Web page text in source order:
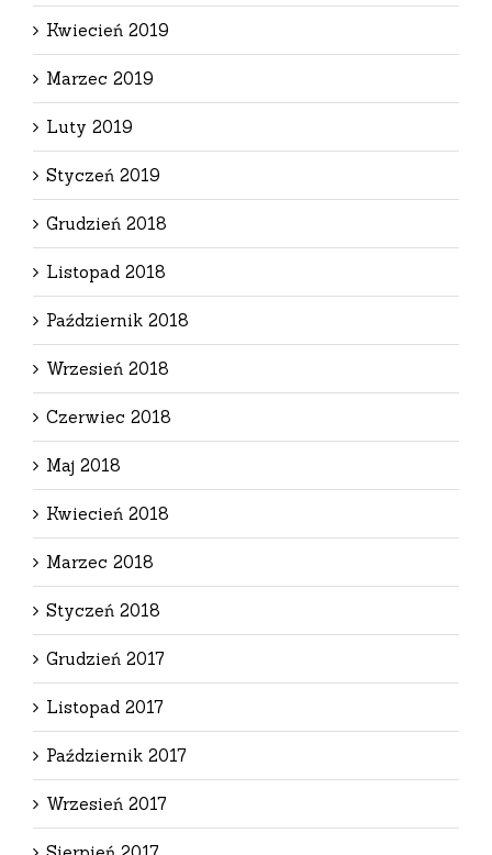
Kwiecień 2019
Marzec 2019
Luty 2019
Styczeń 2019
Grudzień 2018
Listopad 2018
Październik 2018
Wrzesień 2018
Czerwiec 2018
Maj 2018
Kwiecień 2018
Marzec 2018
Styczeń 2018
Grudzień 2017
Listopad 2017
Październik 2017
Wrzesień 2017